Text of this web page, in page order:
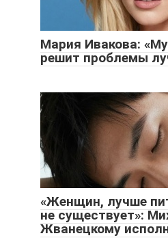
Мария Ивакова:
решит проблемы
«Женщин, лучше
не существует»:
Жванецкому